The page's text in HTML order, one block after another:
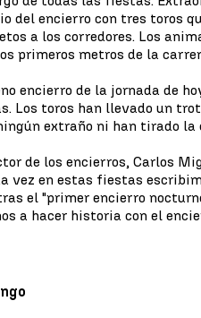
del encierro con tres toros
a los corredores. Los
primeros metros de la
encierro de la jornada de
Los toros han llevado un
extraño ni han tirado la
de los encierros, Carlos
vez en estas fiestas
el "primer encierro
a hacer historia con el